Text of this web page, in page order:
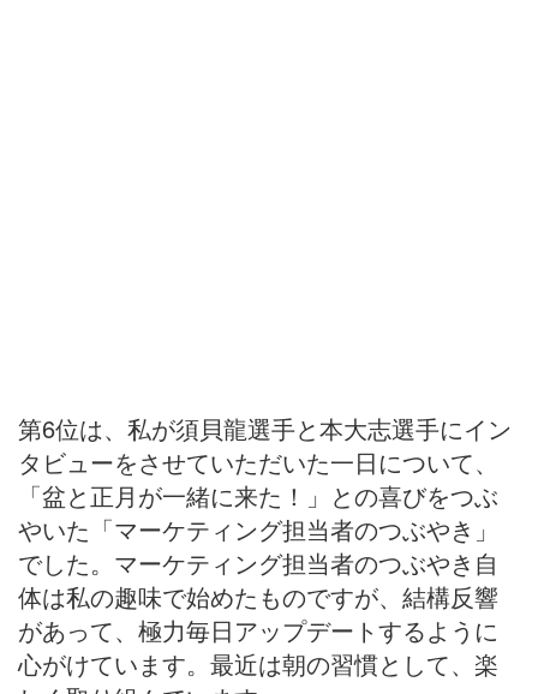
第6位は、私が須貝龍選手と本大志選手にイン
タビューをさせていただいた一日について、
「盆と正月が一緒に来た！」との喜びをつぶ
やいた「マーケティング担当者のつぶやき」
でした。マーケティング担当者のつぶやき自
体は私の趣味で始めたものですが、結構反響
があって、極力毎日アップデートするように
心がけています。最近は朝の習慣として、楽